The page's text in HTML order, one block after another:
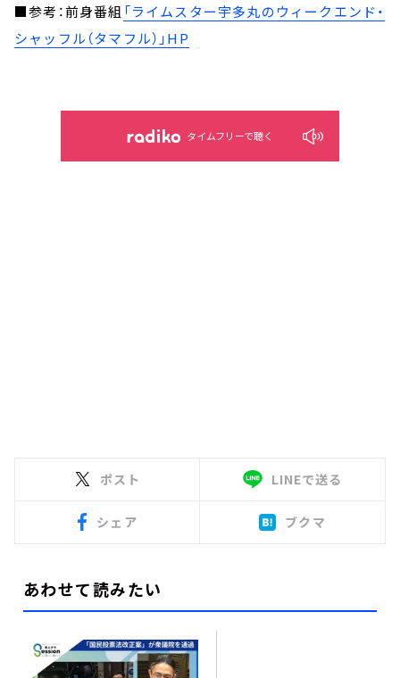
■参考：前身番組 「ライムスター宇多丸のウィークエンド・
シャッフル（タマフル）」HP
タイムフリーで聴く
ポスト LINEで送る
シェア ブクマ
あわせて読みたい